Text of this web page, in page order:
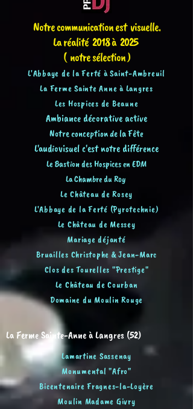
Notre communication est visuelle.
La réalité 2018 à 2025
( notre sélection )
L'Abbaye de la Ferté à Saint-Ambreuil
La Ferme Sainte Anne à Langres
Les Hospices de Beaune
Ambiance décorative active
Notre conception dela Fête
L'audiovisuel c'est notre différence
Le Bastion des Hospices en EDM
La Chambre du Roy
Le Château de Rosey
L'Abbaye de la Ferté (Pyrotechnie)
Le Château de Messey
Mariage déjanté
Bruailles Christophe & Jean-Marc
Clos des Tourelles "Prestige"
Le Château de Courban
Domaine du Moulin Rouge
La Ferme Sainte-Anne à Langres (52)
Lamartine Sassenay
Monumental "Afro"
Bicentenaire Fragnes-la-Loyère
Moulin Madame Givry